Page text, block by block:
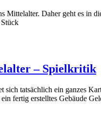
Mittelalter. Daher geht es in
– Spielkritik
sich tatsächlich ein ganzes
fertig erstelltes Gebäude